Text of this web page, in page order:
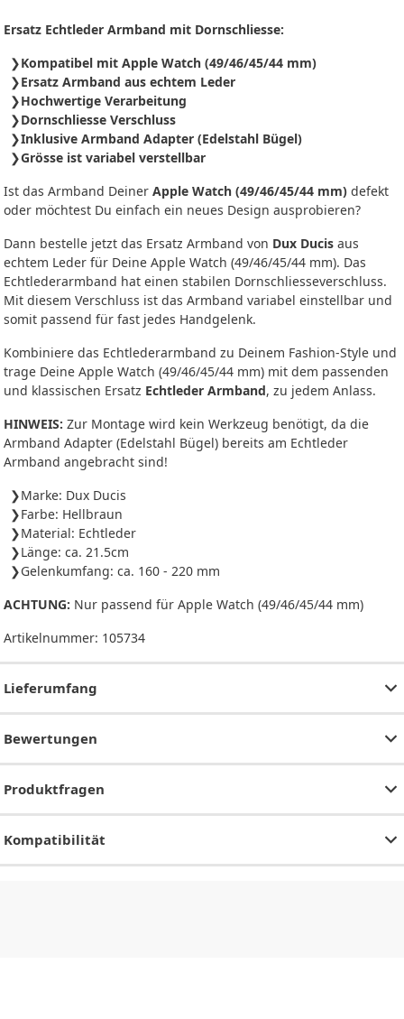
Ersatz Echtleder Armband mit Dornschliesse:
Kompatibel mit Apple Watch (49/46/45/44 mm)
Ersatz Armband aus echtem Leder
Hochwertige Verarbeitung
Dornschliesse Verschluss
Inklusive Armband Adapter (Edelstahl Bügel)
Grösse ist variabel verstellbar
Ist das Armband Deiner Apple Watch (49/46/45/44 mm) defekt
oder möchtest Du einfach ein neues Design ausprobieren?
Dann bestelle jetzt das Ersatz Armband von Dux Ducis aus
echtem Leder für Deine Apple Watch (49/46/45/44 mm). Das
Echtlederarmband hat einen stabilen Dornschliesseverschluss.
Mit diesem Verschluss ist das Armband variabel einstellbar und
somit passend für fast jedes Handgelenk.
Kombiniere das Echtlederarmband zu Deinem Fashion-Style und
trage Deine Apple Watch (49/46/45/44 mm) mit dem passenden
und klassischen Ersatz Echtleder Armband, zu jedem Anlass.
HINWEIS: Zur Montage wird kein Werkzeug benötigt, da die
Armband Adapter (Edelstahl Bügel) bereits am Echtleder
Armband angebracht sind!
Marke: Dux Ducis
Farbe: Hellbraun
Material: Echtleder
Länge: ca. 21.5cm
Gelenkumfang: ca. 160 - 220 mm
ACHTUNG: Nur passend für Apple Watch (49/46/45/44 mm)
Artikelnummer: 105734
Lieferumfang
Bewertungen
Produktfragen
Kompatibilität